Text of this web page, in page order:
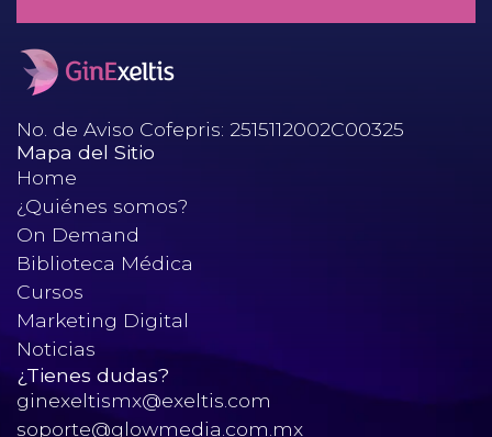
No. de Aviso Cofepris: 2515112002C00325
Mapa del Sitio
Home
¿Quiénes somos?
On Demand
Biblioteca Médica
Cursos
Marketing Digital
Noticias
¿Tienes dudas?
ginexeltismx@exeltis.com
soporte@glowmedia.com.mx